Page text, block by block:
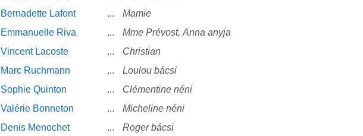
Bernadette Lafont
...
Mamie
Emmanuelle Riva
...
Mme Prévost, Anna anyja
Vincent Lacoste
...
Christian
Marc Ruchmann
...
Loulou bácsi
Sophie Quinton
...
Clémentine néni
Valérie Bonneton
...
Micheline néni
Denis Menochet
...
Roger bácsi